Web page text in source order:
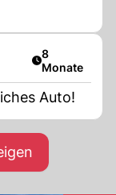
Artikel
8
Monate
Auto!